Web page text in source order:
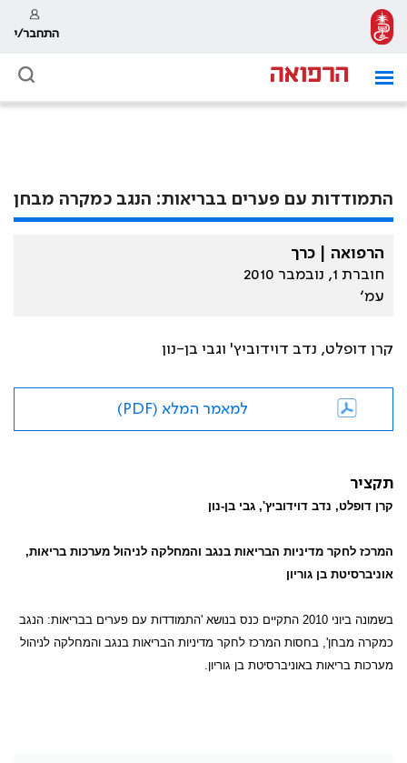
התחבר/י
התמודדות עם פערים בבריאות: הנגב כמקרה מבחן
הרפואה | כרך
חוברת 1, נובמבר 2010
עמ׳
קרן דופלט, נדב דוידוביץ' וגבי בן-נון
למאמר המלא (PDF)
תקציר
קרן דופלט, נדב דוידוביץ', גבי בן-נון
המרכז לחקר מדיניות הבריאות בנגב והמחלקה לניהול מערכות בריאות,
אוניברסיטת בן גוריון
בשמונה ביוני 2010 התקיים כנס בנושא 'התמודדות עם פערים בבריאות: הנגב
כמקרה מבחן', בחסות המרכז לחקר מדיניות הבריאות בנגב והמחלקה לניהול
מערכות בריאות באוניברסיטת בן גוריון.